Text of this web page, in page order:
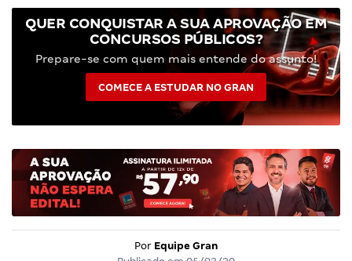
QUER CONQUISTAR A SUA APROVAÇÃO EM
CONCURSOS PÚBLICOS?
Prepare-se com quem mais entende do assunto!
COMECE A ESTUDAR NO GRAN
Por Equipe Gran